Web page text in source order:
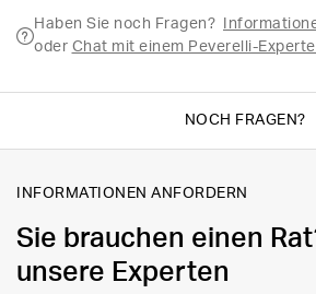
Haben Sie noch Fragen?
oder Chat mit einem Peverelli-
NOCH FRAGEN?
INFORMATIONEN ANFORDERN
Sie brauchen einen
unsere Experten